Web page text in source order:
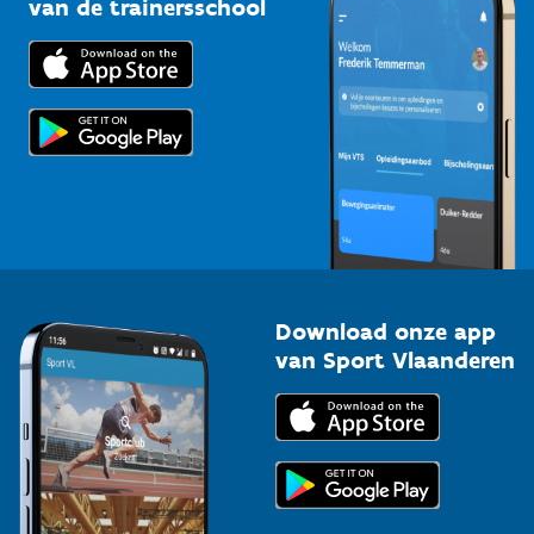
Trainers en begeleiders
Topsporters
Downloads
Voor de pers
van de trainersschool
Download onze app
van Sport Vlaanderen